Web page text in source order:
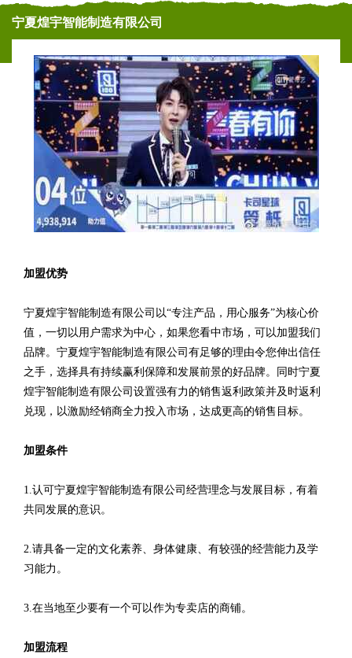
宁夏煌宇智能制造有限公司
加盟优势
宁夏煌宇智能制造有限公司以“专注产品，用心服务”为核心价
值，一切以用户需求为中心，如果您看中市场，可以加盟我们
品牌。宁夏煌宇智能制造有限公司有足够的理由令您伸出信任
之手，选择具有持续赢利保障和发展前景的好品牌。同时宁夏
煌宇智能制造有限公司设置强有力的销售返利政策并及时返利
兑现，以激励经销商全力投入市场，达成更高的销售目标。
加盟条件
1.认可宁夏煌宇智能制造有限公司经营理念与发展目标，有着
共同发展的意识。
2.请具备一定的文化素养、身体健康、有较强的经营能力及学
习能力。
3.在当地至少要有一个可以作为专卖店的商铺。
加盟流程